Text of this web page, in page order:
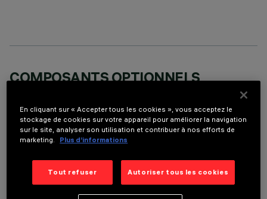
COMPOSANTS OPTIONNELS
DONNÉES TECHNIQUES
En cliquant sur « Accepter tous les cookies », vous acceptez le
stockage de cookies sur votre appareil pour améliorer la navigation
sur le site, analyser son utilisation et contribuer à nos efforts de
marketing.
Plus d’informations
Tout refuser Autoriser tous les cookies